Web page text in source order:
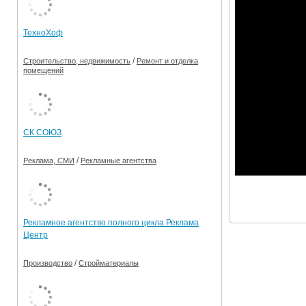
ТехноХоф
Строительство, недвижимость / Ремонт и отделка
помещений
СК СОЮЗ
Реклама, СМИ / Рекламные агентства
Рекламное агентство полного цикла Реклама
Центр
Производство /Стройматериалы